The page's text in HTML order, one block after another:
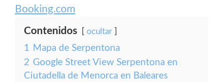
Booking.com
Contenidos ocultar
1 Mapa de Serpentona
2 Google Street View Serpentona en
Ciutadella de Menorca en Baleares